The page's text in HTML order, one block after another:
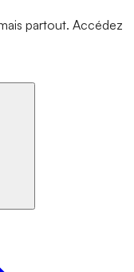
partout. Accédez